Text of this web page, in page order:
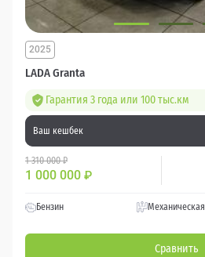
LADA Granta
2025
Гарантия 3 года или 100 тыс.км
Ваш кешбек
1 310 000 ₽
1 000 000 ₽
Бензин Механическая
Сравнить